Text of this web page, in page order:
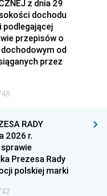
z dnia 29
dochodu
podlegającej
przepisów o
od
przez
RADY
2026 r.
Prezesa Rady
polskiej marki